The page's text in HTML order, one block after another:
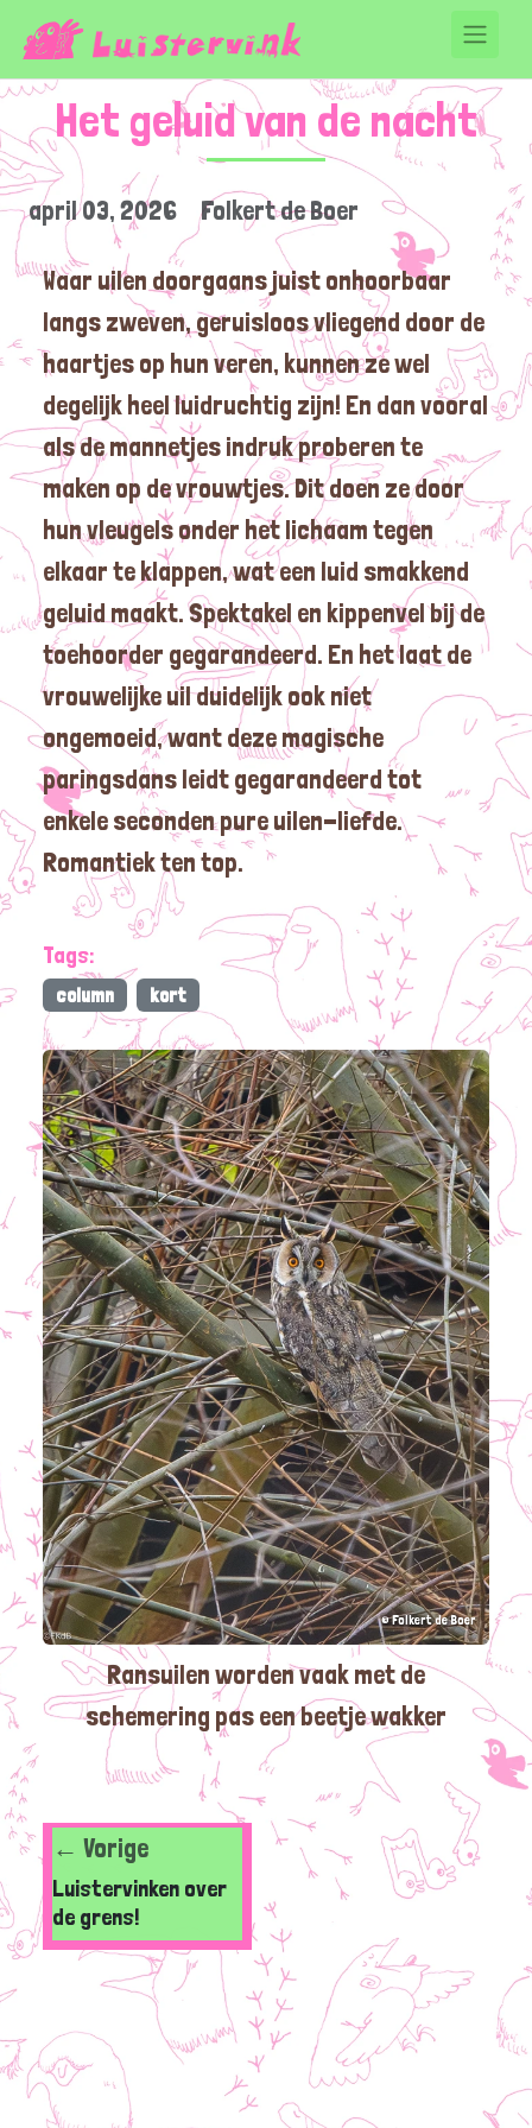
Het geluid van de nacht
april 03, 2026 Folkert de Boer
Waar uilen doorgaans juist onhoorbaar
langs zweven, geruisloos vliegend door de
haartjes op hun veren, kunnen ze wel
degelijk heel luidruchtig zijn! En dan vooral
als de mannetjes indruk proberen te
maken op de vrouwtjes. Dit doen ze door
hun vleugels onder het lichaam tegen
elkaar te klappen, wat een luid smakkend
geluid maakt. Spektakel en kippenvel bij de
toehoorder gegarandeerd. En het laat de
vrouwelijke uil duidelijk ook niet
ongemoeid, want deze magische
paringsdans leidt gegarandeerd tot
enkele seconden pure uilen-liefde.
Romantiek ten top.
Tags:
column kort
© Folkert de Boer
Ransuilen worden vaak met de
schemering pas een beetje wakker
← Vorige
Luistervinken over
de grens!